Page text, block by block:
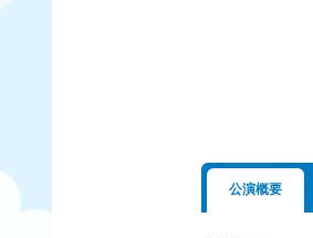
公演概要